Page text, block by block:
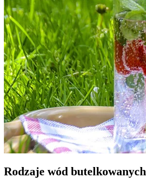
Rodzaje wód butelkowanych